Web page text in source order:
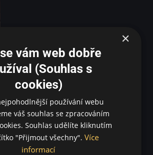
×
vám web dobře
(Souhlas s
cookies)
používání webu
váš souhlas se zpracováním
Souhlas udělíte kliknutím
"Přijmout všechny". Více
informací